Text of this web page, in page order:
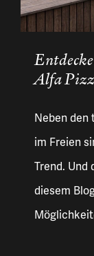
Alfa
Neben den
im Freien
Trend. Und
diesem